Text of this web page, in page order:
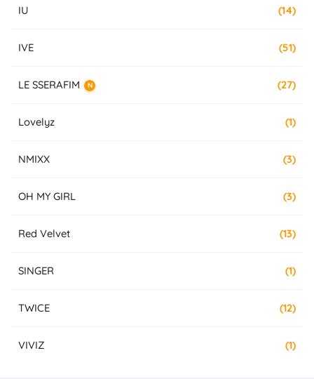
IU (14)
IVE (51)
LE SSERAFIM N (27)
Lovelyz (1)
NMIXX (3)
OH MY GIRL (3)
Red Velvet (13)
SINGER (1)
TWICE (12)
VIVIZ (1)